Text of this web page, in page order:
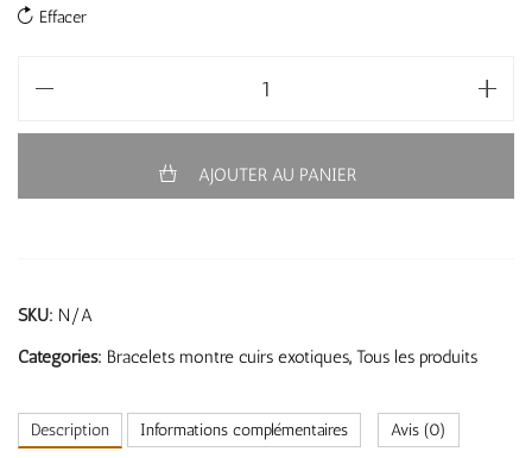
Effacer
AJOUTER AU PANIER
SKU: N/A
Categories: Bracelets montre cuirs exotiques, Tous les produits
Description Informations complémentaires Avis (0)